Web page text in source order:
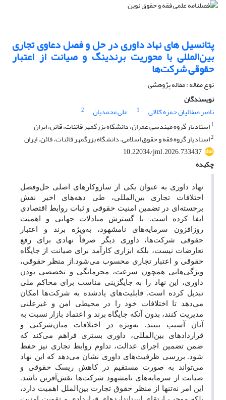
پتانسیل های نهاد داوری در حل و فصل دعاوی تجاری
بین‌المللی با محوریت برندینگ و صیانت از اعتبار
حقوقی شرکت‌ها
نوع مقاله : مقاله پژوهشی
نویسندگان
ناصر صفائیان حمزه کلائی
1 علی محمدیان
2
1استادیار گروه مهندسی عمران، دانشگاه بزرگمهر قائنات، قائن، ایران
2استادیار گروه فقه و حقوق اسلامی، دانشگاه بزرگمهر قائنات، قائن، ایران
10.22034/jml.2026.733437
چکیده
نهاد داوری به عنوان یکی از سازوکارهای اصلی حل‌وفصل
اختلافات تجاری بین‌المللی، طی دهه‌های اخیر نقش
برجسته‌ای در تضمین امنیت حقوقی و ثبات روابط اقتصادی
ایفا کرده است. با گسترش مبادلات جهانی و اهمیت
روزافزون سرمایه‌های نامشهود، به‌ویژه برند و اعتبار
حقوقی شرکت‌ها، داوری دیگر صرفاً نهادی برای رفع
تعارضات نیست، بلکه ابزاری کارآمد برای صیانت از جایگاه
حقوقی و اعتبار تجاری محسوب می‌شود.از منظر حقوقی،
ویژگی‌هایی همچون سرعت، محرمانگی و تخصصی بودن
داوری، این نهاد را به جایگزینی مناسب برای محاکم ملی
تبدیل کرده است. قابلیت‌های یادشده به شرکت‌ها امکان
می‌دهد تا اختلافات خود را در محیطی امن و غیرعلنی
مدیریت کنند، بدون آنکه جایگاه برند و اعتماد بازار نسبت به
آنان آسیب ببیند. به‌ویژه در اختلافات میان‌شرکتی و
قراردادهای بین‌المللی، داوری بستری فراهم می‌کند که
ضمن تضمین اجرای عدالت، تداوم روابط تجاری نیز حفظ
شود. بررسی ظرفیت‌های داوری نشان می‌دهد که این نهاد
می‌تواند به صورت مستقیم در کاهش ریسک حقوقی و
صیانت از سرمایه‌های نامشهود شرکت‌ها نقش‌آفرین باشد.
این امر نه‌تنها از منظر حقوق تجارت بین‌الملل اهمیت دارد،